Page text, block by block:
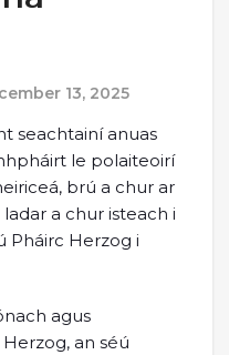
13, 2025
seachtainí anuas
le polaiteoirí
brú a chur ar
a chur isteach i
Pháirc Herzog i
agus
an séú